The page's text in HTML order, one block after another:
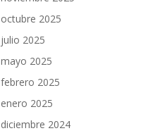
octubre 2025
julio 2025
mayo 2025
febrero 2025
enero 2025
diciembre 2024